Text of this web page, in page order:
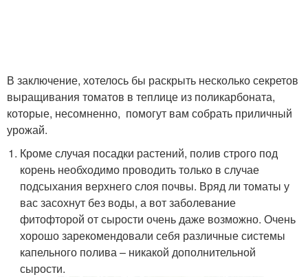
В заключение, хотелось бы раскрыть несколько секретов
выращивания томатов в теплице из поликарбоната,
которые, несомненно, помогут вам собрать приличный
урожай.
Кроме случая посадки растений, полив строго под
корень необходимо проводить только в случае
подсыхания верхнего слоя почвы. Вряд ли томаты у
вас засохнут без воды, а вот заболевание
фитофторой от сырости очень даже возможно. Очень
хорошо зарекомендовали себя различные системы
капельного полива – никакой дополнительной
сырости.